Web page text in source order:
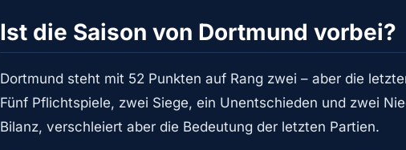
Ist die Saison von Dortmund vorbei?
Dortmund steht mit 52 Punkten auf Rang zwei – aber die
Fünf Pflichtspiele, zwei Siege, ein Unentschieden und zwei
Bilanz, verschleiert aber die Bedeutung der letzten Partien.